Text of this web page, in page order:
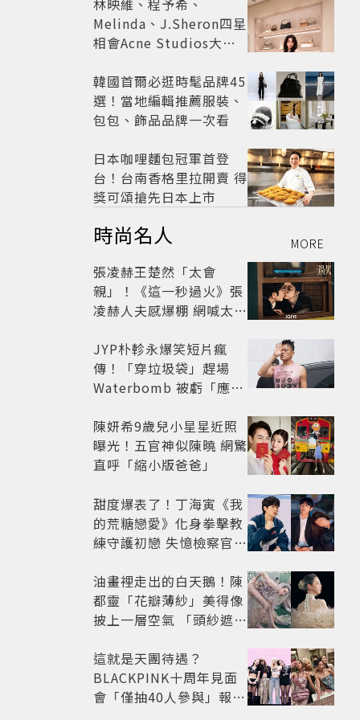
林映維、程予希、
Melinda、J.Sheron四星
相會Acne Studios大曬
韓國首爾必逛時髦品牌45
選！當地編輯推薦服裝、
包包、飾品品牌一次看
日本咖哩麵包冠軍首登
台！台南香格里拉開賣 得
獎可頌搶先日本上市
時尚名人 MORE
張凌赫王楚然「太會
親」！《這一秒過火》張
凌赫人夫感爆棚 網喊太有
JYP朴軫永爆笑短片瘋
傳！「穿垃圾袋」趕場
Waterbomb 被虧「應該
陳妍希9歲兒小星星近照
曝光！五官神似陳曉 網驚
直呼「縮小版爸爸」
甜度爆表了！丁海寅《我
的荒糖戀愛》化身拳擊教
練守護初戀 失憶檢察官×
劇
油畫裡走出的白天鵝！陳
都靈「花瓣薄紗」美得像
披上一層空氣 「頭紗遮
太仙
這就是天團待遇？
BLACKPINK十周年見面
會「僅抽40人參與」報名